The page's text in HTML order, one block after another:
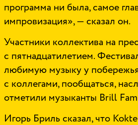
программа ни была, самое
импровизация», — сказал он.
Участники коллектива на
с пятнадцатилетием.
любимую музыку у
с коллегами, пообщаться,
отметили музыканты Brill
Игорь Бриль сказал, что